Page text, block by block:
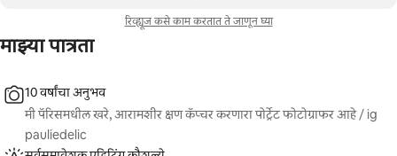
रिव्ह्यूज कसे काम करतात ते जाणून घ्या
माझ्या पात्रता
10 वर्षांचा अनुभव
मी पॅरिसमधील खरे, आरामशीर क्षण कॅप्चर करणारा पोर्ट्रेट फोटोग्राफर आहे / ig
pauliedelic